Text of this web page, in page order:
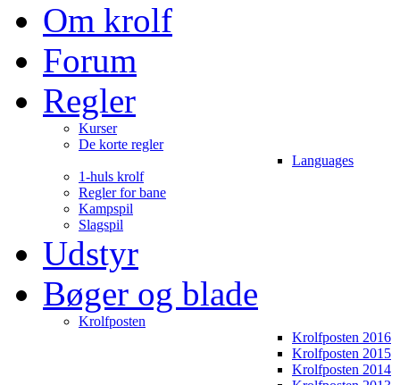
Om krolf
Forum
Regler
Kurser
De korte regler
Languages
1-huls krolf
Regler for bane
Kampspil
Slagspil
Udstyr
Bøger og blade
Krolfposten
Krolfposten 2016
Krolfposten 2015
Krolfposten 2014